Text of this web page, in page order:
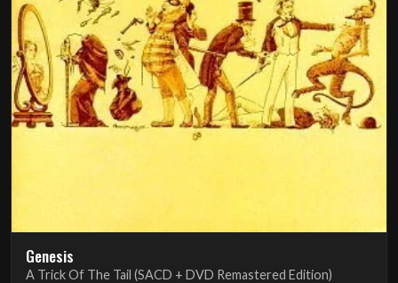
Genesis
A Trick Of The Tail (SACD + DVD Remastered Edition)